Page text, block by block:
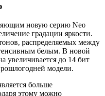
новую серию Neo
градации яркости.
распределяемых между
белым. В новой
увеличивается до 14 бит
модели.
больше
этому можно